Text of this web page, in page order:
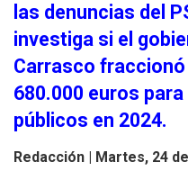
las denuncias del
investiga si el
Carrasco
680.000 euros
públicos en 2024.
Redacción | Martes, 24